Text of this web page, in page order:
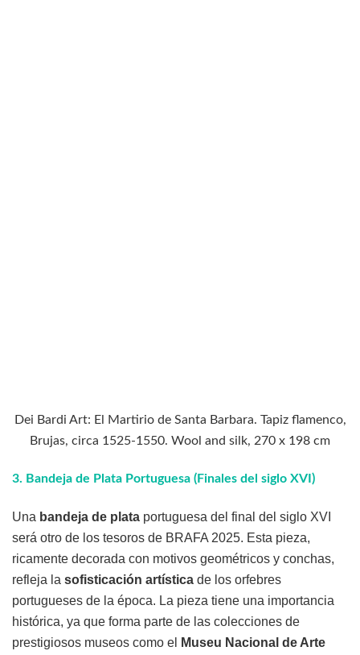
Dei Bardi Art: El Martirio de Santa Barbara. Tapiz flamenco,
Brujas, circa 1525-1550. Wool and silk, 270 x 198 cm
3. Bandeja de Plata Portuguesa (Finales del siglo XVI)
Una bandeja de plata portuguesa del final del siglo XVI
será otro de los tesoros de BRAFA 2025. Esta pieza,
ricamente decorada con motivos geométricos y conchas,
refleja la sofisticación artística de los orfebres
portugueses de la época. La pieza tiene una importancia
histórica, ya que forma parte de las colecciones de
prestigiosos museos como el
Museu Nacional de Arte